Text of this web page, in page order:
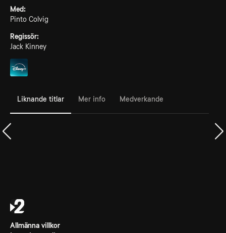
Med:
Pinto Colvig
Regissör:
Jack Kinney
Liknande titlar Mer info Medverkande
Allmänna villkor